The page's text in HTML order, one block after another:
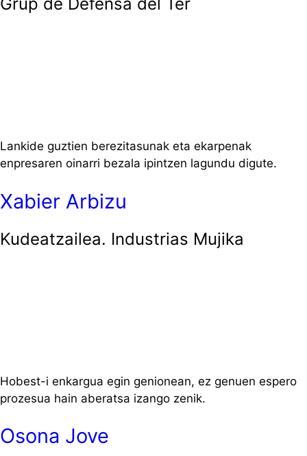
Lankide guztien berezitasunak eta ekarpenak
enpresaren oinarri bezala ipintzen lagundu digute.
Xabier Arbizu
Kudeatzailea. Industrias Mujika
Hobest-i enkargua egin genionean, ez genuen espero
prozesua hain aberatsa izango zenik.
Osona Jove